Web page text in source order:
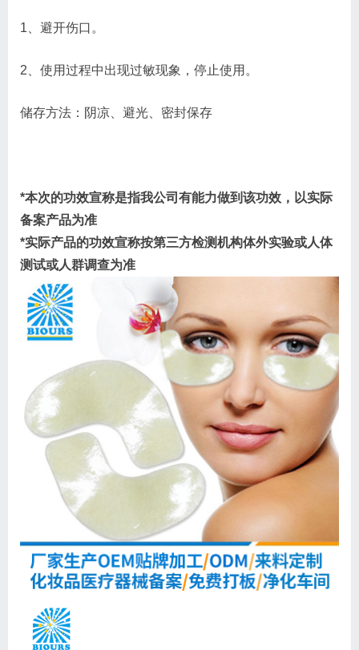
1、避开伤口。
2、使用过程中出现过敏现象，停止使用。
储存方法：阴凉、避光、密封保存
*本次的功效宣称是指我公司有能力做到该功效，以实际
备案产品为准
*实际产品的功效宣称按第三方检测机构体外实验或人体
测试或人群调查为准